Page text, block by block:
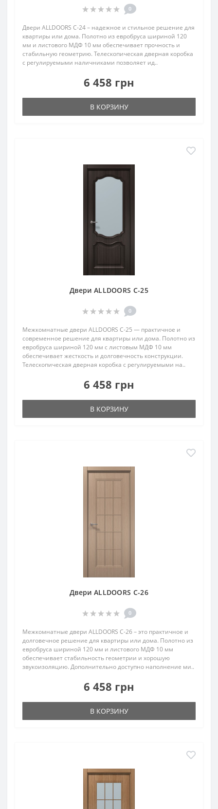
0
Двери ALLDOORS C-24 – надежное и стильное решение для
квартиры или дома. Полотно из евробруса шириной 120
мм и листового МДФ 10 мм обеспечивает прочность и
стабильную геометрию. Телескопическая дверная коробка
с регулируемыми наличниками позволяет ид..
6 458 грн
В КОРЗИНУ
Двери ALLDOORS C-25
0
Межкомнатные двери ALLDOORS C-25 — практичное и
современное решение для квартиры или дома. Полотно из
евробруса шириной 120 мм с листовым МДФ 10 мм
обеспечивает жесткость и долговечность конструкции.
Телескопическая дверная коробка с регулируемыми на..
6 458 грн
В КОРЗИНУ
Двери ALLDOORS C-26
0
Межкомнатные двери ALLDOORS C-26 – это практичное и
долговечное решение для квартиры или дома. Полотно из
евробруса шириной 120 мм и листового МДФ 10 мм
обеспечивает стабильность геометрии и хорошую
звукоизоляцию. Дополнительно доступно наполнение ми..
6 458 грн
В КОРЗИНУ